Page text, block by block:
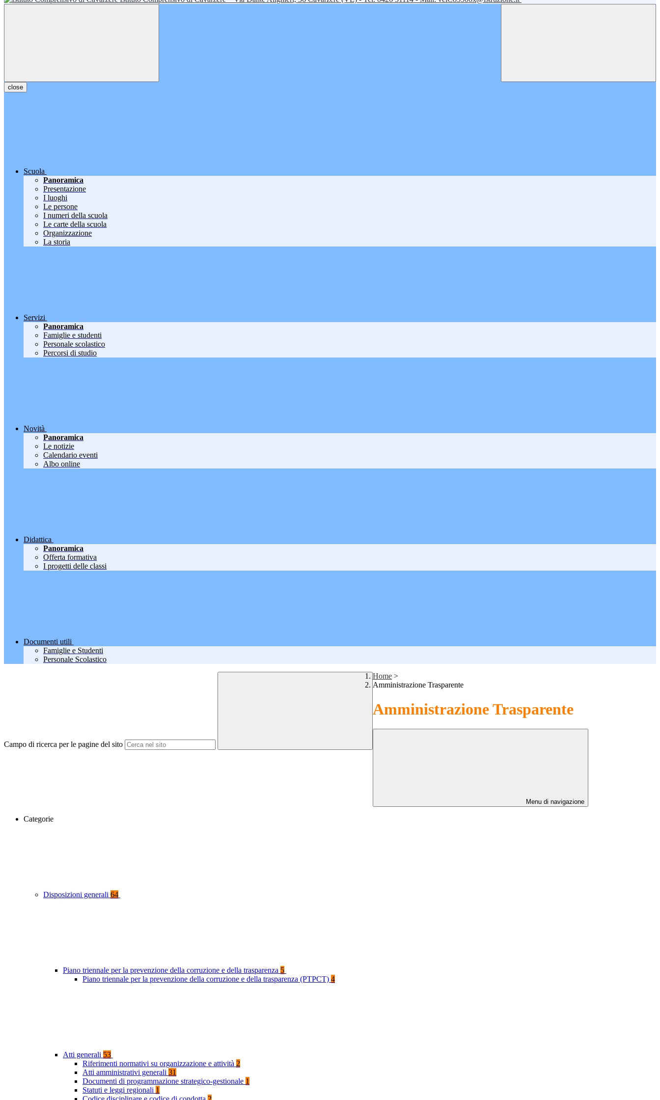
close
Scuola
Panoramica
Presentazione
I luoghi
Le persone
I numeri della scuola
Le carte della scuola
Organizzazione
La storia
Servizi
Panoramica
Famiglie e studenti
Personale scolastico
Percorsi di studio
Novità
Panoramica
Le notizie
Calendario eventi
Albo online
Didattica
Panoramica
Offerta formativa
I progetti delle classi
Documenti utili
Famiglie e Studenti
Personale Scolastico
Campo di ricerca per le pagine del sito
Home >
Amministrazione Trasparente
Amministrazione Trasparente
Menu di navigazione
Categorie
Disposizioni generali 64
Piano triennale per la prevenzione della corruzione e della trasparenza 5
Piano triennale per la prevenzione della corruzione e della trasparenza (PTPCT) 4
Atti generali 53
Riferimenti normativi su organizzazione e attività 2
Atti amministrativi generali 31
Documenti di programmazione strategico-gestionale 1
Statuti e leggi regionali 1